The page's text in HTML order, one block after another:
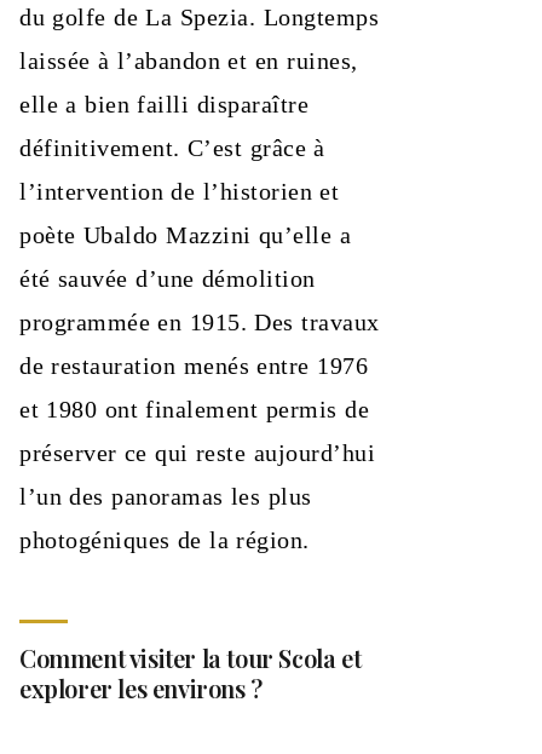
du golfe de La Spezia. Longtemps
laissée à l’abandon et en ruines,
elle a bien failli disparaître
définitivement. C’est grâce à
l’intervention de l’historien et
poète Ubaldo Mazzini qu’elle a
été sauvée d’une démolition
programmée en 1915. Des travaux
de restauration menés entre 1976
et 1980 ont finalement permis de
préserver ce qui reste aujourd’hui
l’un des panoramas les plus
photogéniques de la région.
Comment visiter la tour Scola et
explorer les environs ?